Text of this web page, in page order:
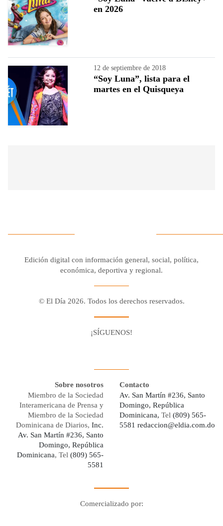
en 2026
12 de septiembre de 2018
“Soy Luna”, lista para el
martes en el Quisqueya
Edición digital con información general, social, política,
económica, deportiva y regional.
© El Día 2026. Todos los derechos reservados.
¡SÍGUENOS!
Sobre nosotros
Miembro de la Sociedad
Interamericana de Prensa y
Miembro de la Sociedad
Dominicana de Diarios, Inc.
Av. San Martín #236, Santo
Domingo, República
Dominicana, Tel (809) 565-
5581
Contacto
Av. San Martín #236, Santo
Domingo, República
Dominicana, Tel (809) 565-
5581 redaccion@eldia.com.do
Comercializado por: